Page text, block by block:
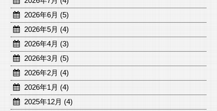
2026年6月 (5)
2026年5月 (4)
2026年4月 (3)
2026年3月 (5)
2026年2月 (4)
2026年1月 (4)
2025年12月 (4)